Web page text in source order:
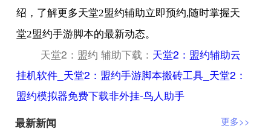
绍，了解更多天堂2盟约辅助立即预约,随时掌握天
堂2盟约手游脚本的最新动态。
天堂2：盟约 辅助下载： 天堂2：盟约辅助云
挂机软件_天堂2：盟约手游脚本搬砖工具_天堂2：
盟约模拟器免费下载非外挂-鸟人助手
最新新闻
更多>>